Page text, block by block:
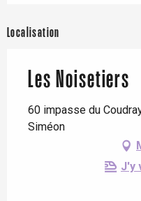
Localisation
Les Noisetiers
60 impasse du
Siméon
J'y